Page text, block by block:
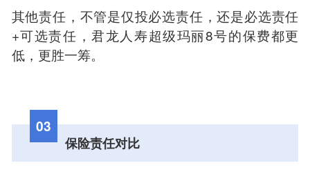
其他责任，不管是仅投必选责任，还是必选责任
+可选责任，君龙人寿超级玛丽8号的保费都更
低，更胜一筹。
03
保险责任对比